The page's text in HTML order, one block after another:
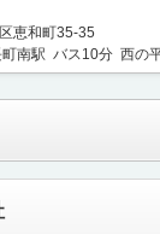
恵和町35-35
町南駅 バス10分 西の